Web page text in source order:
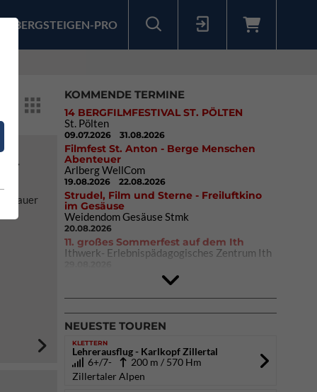
BERGSTEIGEN-PRO
KOMMENDE TERMINE
14 BERGFILMFESTIVAL ST. PÖLTEN
St. Pölten
09.07.2026 31.08.2026
Filmfest St. Anton - Berge Menschen
Abenteuer
Arlberg WellCom
19.08.2026 22.08.2026
Strudel, Film und Sterne - Freiluftkino
im Gesäuse
Weidendom Gesäuse Stmk
20.08.2026
11. großes Sommerfest auf dem Ith
Ithwerk- Erlebnispädagogisches Zentrum Ith
02.10.202604.10.2026
NEUESTE TOUREN
KLETTERN
Lehrerausflug - Karlkopf Zillertal
6+/7-
200 m / 570 Hm
Zillertaler Alpen